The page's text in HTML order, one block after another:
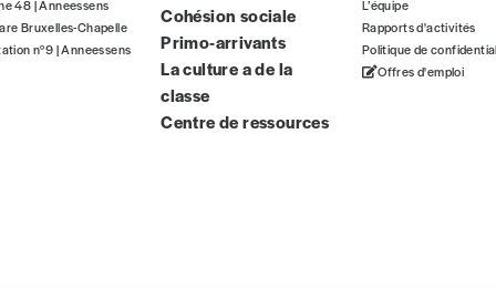
commandez au numéro.
papier ou numérique.
IBAN BE34 0010 7305 2190
moment, même après avoir reçu plusieurs numéros. Ce
48 | Anneessens
Bruxelles-Chapelle
n°9 | Anneessens
Cohésion sociale
Primo-arrivants
La culture a de la
classe
Centre de ressources
L’équipe
Rapports d'activités
Politique de
Offres d'emploi